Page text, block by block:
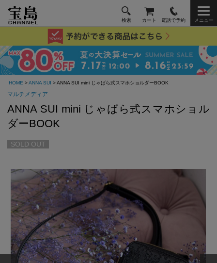
検索 カート 電話で予約 メニュー
HOME >ANNA SUI > ANNA SUI mini じゃばら式スマホショルダーBOOK
マルチメディア
ANNA SUI mini じゃばら式スマホショル
ダーBOOK
SOLD OUT